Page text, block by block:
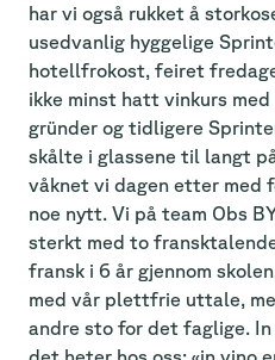
har vi også rukket å
usedvanlig hyggelige
hotellfrokost, feiret
ikke minst hatt vinkurs
gründer og tidligere
skålte i glassene til langt
våknet vi dagen etter med
noe nytt. Vi på team Obs
sterkt med to
fransk i 6 år gjennom
med vår plettfrie uttale,
andre sto for det faglige.